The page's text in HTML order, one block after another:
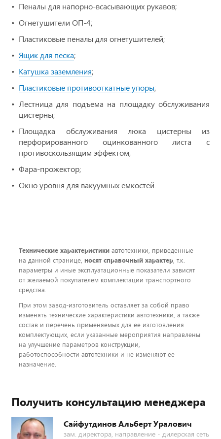
Пеналы для напорно-всасывающих рукавов;
Огнетушители ОП-4;
Пластиковые пеналы для огнетушителей;
Ящик для песка;
Катушка заземления;
Пластиковые противооткатные упоры;
Лестница для подъема на площадку обслуживания
цистерны;
Площадка обслуживания люка цистерны из
перфорированного оцинкованного листа с
противоскользящим эффектом;
Фара-прожектор;
Окно уровня для вакуумных емкостей.
Технические характеристики автотехники, приведенные
на данной странице, носят справочный характер, т.к.
параметры и иные эксплуатационные показатели зависят
от желаемой покупателем комплектации транспортного
средства.
При этом завод-изготовитель оставляет за собой право
изменять технические характеристики автотехники, а также
состав и перечень применяемых для ее изготовления
комплектующих, если указанные мероприятия направлены
на улучшение параметров конструкции,
работоспособности автотехники и не изменяют ее
назначение.
Получить консультацию менеджера
Сайфутдинов Альберт Уралович
зам. директора, направление - дилерская сеть